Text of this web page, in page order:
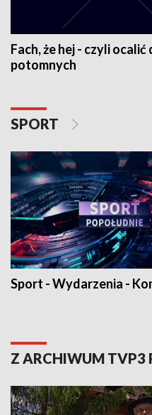
Fach, że hej - czyli ocalić
potomnych
SPORT
Sport - Wydarzenia -
Z ARCHIWUM TVP3